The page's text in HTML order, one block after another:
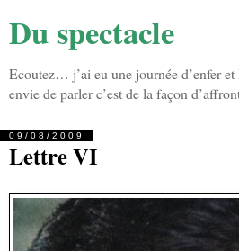
Du spectacle
Ecoutez… j’ai eu une journée d’enfer et
envie de parler c’est de la façon
09/08/2009
Lettre VI